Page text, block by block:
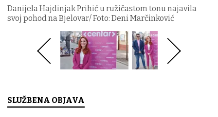
Danijela Hajdinjak Prihić u ružičastom tonu najavila
svoj pohod na Bjelovar/ Foto: Deni Marčinković
SLUŽBENA OBJAVA